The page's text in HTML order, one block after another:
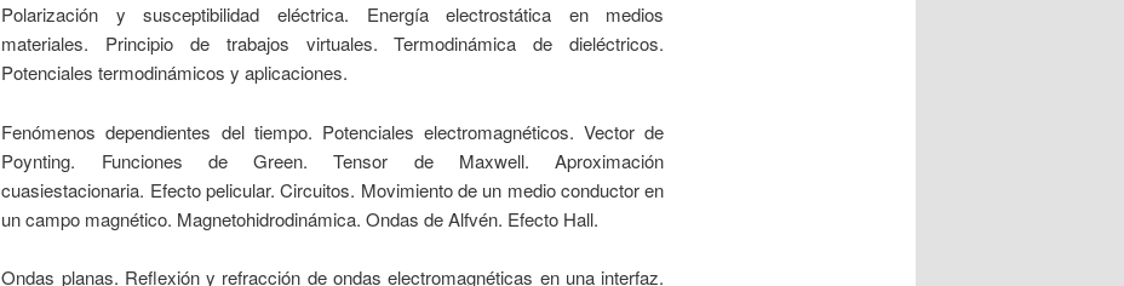
Polarización y susceptibilidad eléctrica. Energía electrostática en medios
materiales. Principio de trabajos virtuales. Termodinámica de dieléctricos.
Potenciales termodinámicos y aplicaciones.
Fenómenos dependientes del tiempo. Potenciales electromagnéticos. Vector de
Poynting. Funciones de Green. Tensor de Maxwell. Aproximación
cuasiestacionaria. Efecto pelicular. Circuitos. Movimiento de un medio conductor en
un campo magnético. Magnetohidrodinámica. Ondas de Alfvén. Efecto Hall.
Ondas planas. Reflexión y refracción de ondas electromagnéticas en una interfaz.